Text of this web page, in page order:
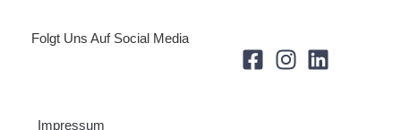
Folgt Uns Auf Social Media
Impressum